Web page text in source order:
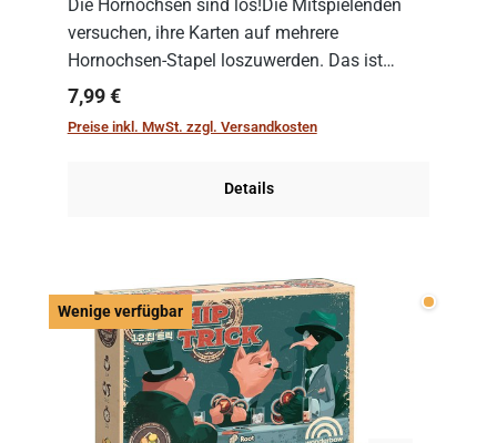
Die Hornochsen sind los!Die Mitspielenden
versuchen, ihre Karten auf mehrere
Hornochsen-Stapel loszuwerden. Das ist
kniffliger als gedacht, denn die Differenz
zwischen ausgespielter Karte und der
Regulärer Preis:
7,99 €
Preise inkl. MwSt. zzgl. Versandkosten
Details
Wenige verfügbar Wenige